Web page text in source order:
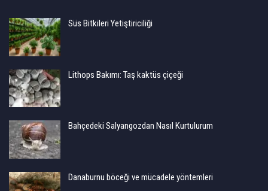
Süs Bitkileri Yetiştiriciliği
Lithops Bakımı: Taş kaktüs çiçeği
Bahçedeki Salyangozdan Nasıl Kurtulurum
Danaburnu böceği ve mücadele yöntemleri